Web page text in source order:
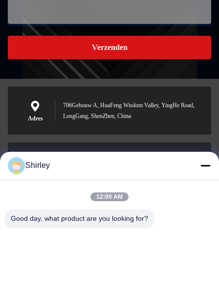
Verzenden
Adres
706Gebouw A, HuaFeng Wisdom Valley, YingHe Road,
LongGang, ShenZhen, China
0086-18148506772
Shirley
12:00 AM
Good day, what product are you looking for?